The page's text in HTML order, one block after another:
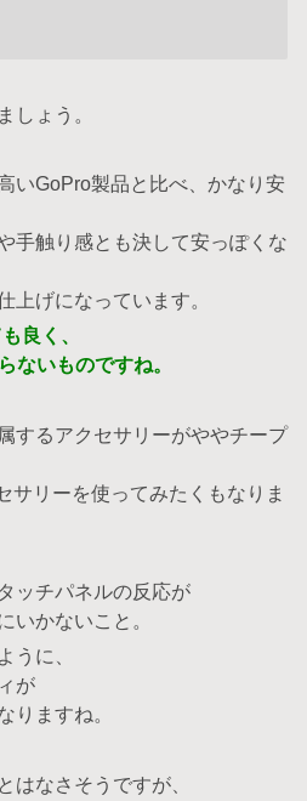
しょう。
いGoPro製品と比べ、かなり安
手触り感とも決して安っぽくな
上げになっています。
良く、
ないものですね。
するアクセサリーがややチープ
サリーを使ってみたくもなりま
ッチパネルの反応が
いかないこと。
うに、
が
りますね。
はなさそうですが、